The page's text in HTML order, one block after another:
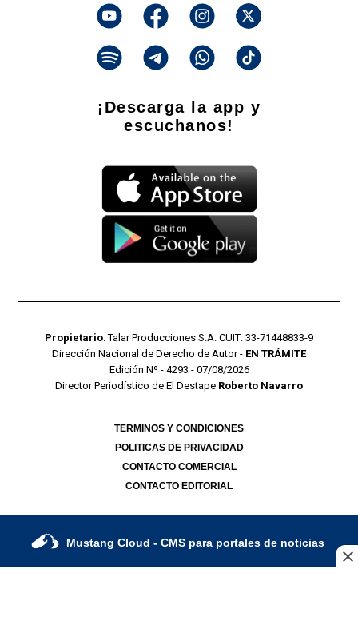
¡Descarga la app y
escuchanos!
Propietario: Talar Producciones S.A. CUIT: 33-71448833-9
Dirección Nacional de Derecho de Autor - EN TRÁMITE
Edición Nº - 4293 - 07/08/2026
Director Periodístico de El Destape Roberto Navarro
TERMINOS Y CONDICIONES
POLITICAS DE PRIVACIDAD
CONTACTO COMERCIAL
CONTACTO EDITORIAL
Mustang Cloud - CMS para portales de noticias